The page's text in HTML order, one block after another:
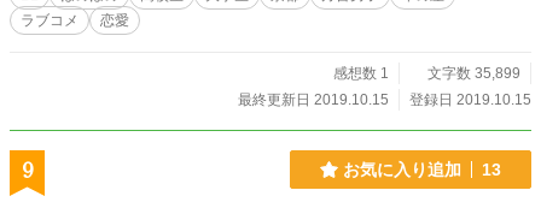
とで、たくさんの知らない感情が溢れてくる。 でも、男同士
という壁にどうしてもぶつかってしまって、、、？ 二人の方
子高校生』が繰り広げる、ゆるキュンラブコメディ!
ラブコメ
恋愛
感想数 1
文字数 35,899
最終更新日 2019.10.15
登録日 2019.10.15
9 お気に入り追加 13